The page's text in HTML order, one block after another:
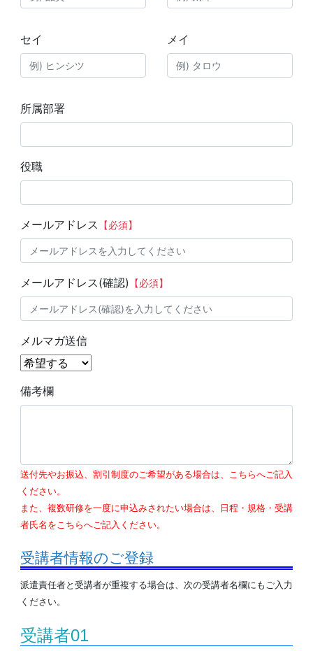
セイ メイ
所属部署
役職
メールアドレス 【必須】
メールアドレス(確認) 【必須】
メルマガ送信
備考欄
送付先やお振込、割引制度のご希望がある場合は、こちらへご記入
ください。
また、複数研修を一度に申込みされたい場合は、日程・規格・受講
者氏名をこちらへご記入ください。
受講者情報のご登録
派遣責任者と受講者が重複する場合は、次の受講者名欄にもご入力
ください。
受講者01